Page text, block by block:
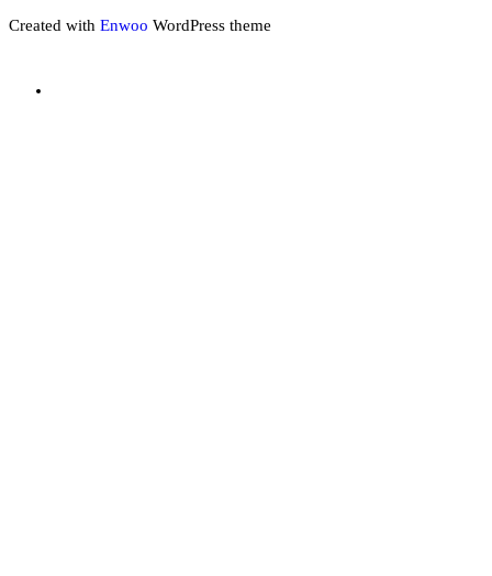
Created with Enwoo WordPress theme